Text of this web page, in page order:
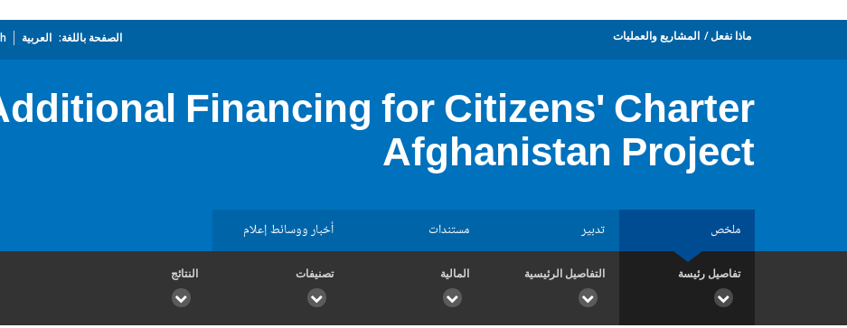
ماذا نفعل المشاريع والعمليات الصفحة باللغة: العربية
Financing for Citizens' Charter
Afghanistan Project
ملخص تدبير مستندات أخبار ووسائط إعلام
تفاصيل رئيسة التفاصيل الرئيسية المالية تصنيفات النتائج